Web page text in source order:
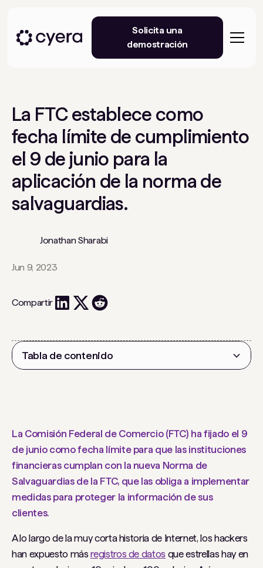
Solicita una
demostración
La FTC establece como
fecha límite de cumplimiento
el 9 de junio para la
aplicación de la norma de
salvaguardias.
Jonathan Sharabi
Jun 9, 2023
Compartir
La Comisión Federal de Comercio (FTC) ha fijado el 9
de junio como fecha límite para que las instituciones
financieras cumplan con la nueva Norma de
Salvaguardias de la FTC, que las obliga a implementar
medidas para proteger la información de sus
clientes.
A lo largo de la muy corta historia de Internet, los hackers
han expuesto másregistros de datos que estrellas hay en
Tabla de contenido